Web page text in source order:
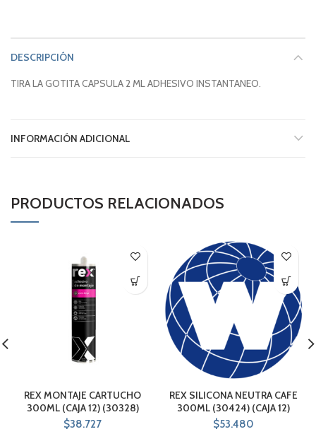
DESCRIPCIÓN
TIRA LA GOTITA CAPSULA 2 ML ADHESIVO INSTANTANEO.
INFORMACIÓN ADICIONAL
PRODUCTOS RELACIONADOS
REX MONTAJE CARTUCHO
300ML (CAJA 12) (30328)
$38.727
REX SILICONA NEUTRA CAFE
300ML (30424) (CAJA 12)
$53.480